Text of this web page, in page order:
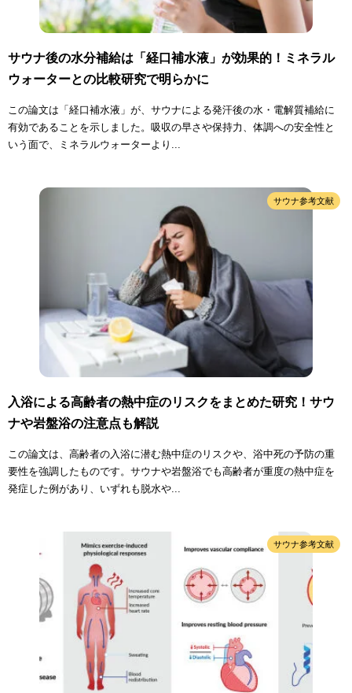
サウナ後の水分補給は「経口補水液」が効果的！ミネラル
ウォーターとの比較研究で明らかに
この論文は「経口補水液」が、サウナによる発汗後の水・電解質補給に
有効であることを示しました。吸収の早さや保持力、体調への安全性と
いう面で、ミネラルウォーターより...
サウナ参考文献
入浴による高齢者の熱中症のリスクをまとめた研究！サウ
ナや岩盤浴の注意点も解説
この論文は、高齢者の入浴に潜む熱中症のリスクや、浴中死の予防の重
要性を強調したものです。サウナや岩盤浴でも高齢者が重度の熱中症を
発症した例があり、いずれも脱水や...
サウナ参考文献